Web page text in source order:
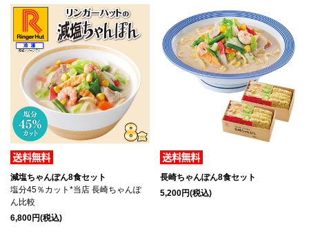
減塩ちゃんぽん8食セット
塩分45％カット*当店 長崎ちゃんぽ
ん比較
6,800円(税込)
長崎ちゃんぽん8食セット
5,200円(税込)